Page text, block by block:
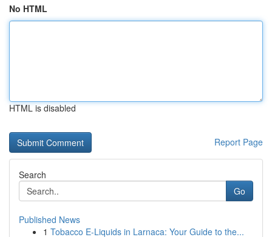
No HTML
HTML is disabled
Report Page
Search
Go
Published News
1 Tobacco E-Liquids in Larnaca: Your Guide to the...